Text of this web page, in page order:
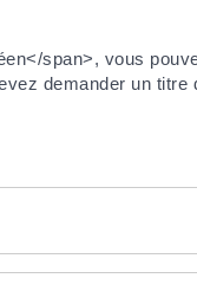
span>, vous
demander un